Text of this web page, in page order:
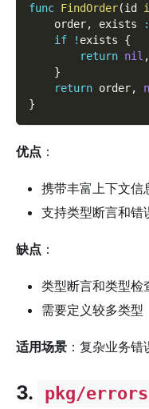
func FindOrder(id
    order
, exists
if
! exists {
return nil ,
}
return order,
}
优点 ：
携带丰富上下文信
支持类型断言和错
缺点 ：
类型断言和类型检
需要定义较多类型
适用场景 ：复杂业务
3. pkg/errors